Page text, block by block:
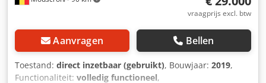
vraagprijs excl. btw
Aanvragen Bellen
Toestand: direct inzetbaar (gebruikt), Bouwjaar: 2019,
Functionaliteit: volledig functioneel,